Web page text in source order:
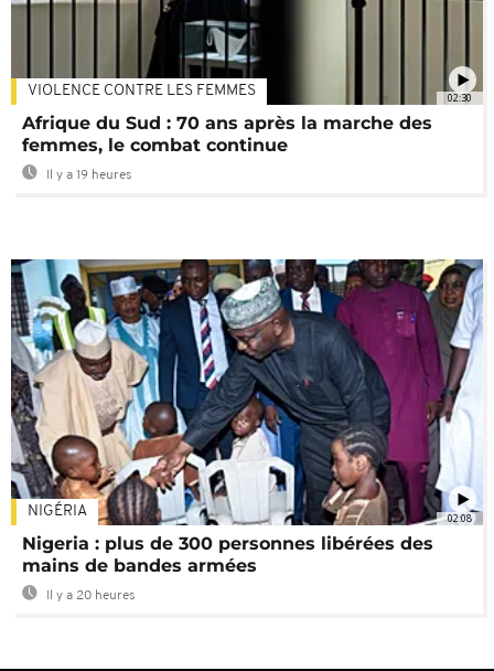
02:30
VIOLENCE CONTRE LES FEMMES
Afrique du Sud : 70 ans après la marche des
femmes, le combat continue
Il y a 19 heures
02:08
NIGÉRIA
Nigeria : plus de 300 personnes libérées des
mains de bandes armées
Il y a 20 heures